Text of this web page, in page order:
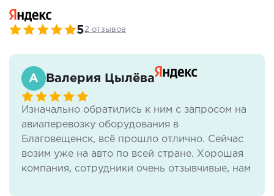
52 отзывов
Валерия Цылёва
Изначально обратились к ним с запросом на
авиаперевозку оборудования в
Благовещенск, всё прошло отлично. Сейчас
возим уже на авто по всей стране. Хорошая
компания, сотрудники очень отзывчивые, нам